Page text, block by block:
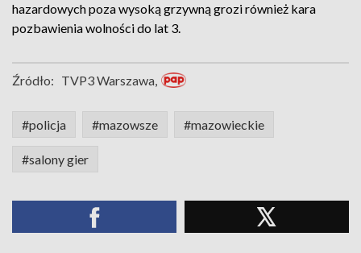
hazardowych poza wysoką grzywną grozi również kara
pozbawienia wolności do lat 3.
Źródło: TVP3 Warszawa,
#policja #mazowsze #mazowieckie
#salony gier